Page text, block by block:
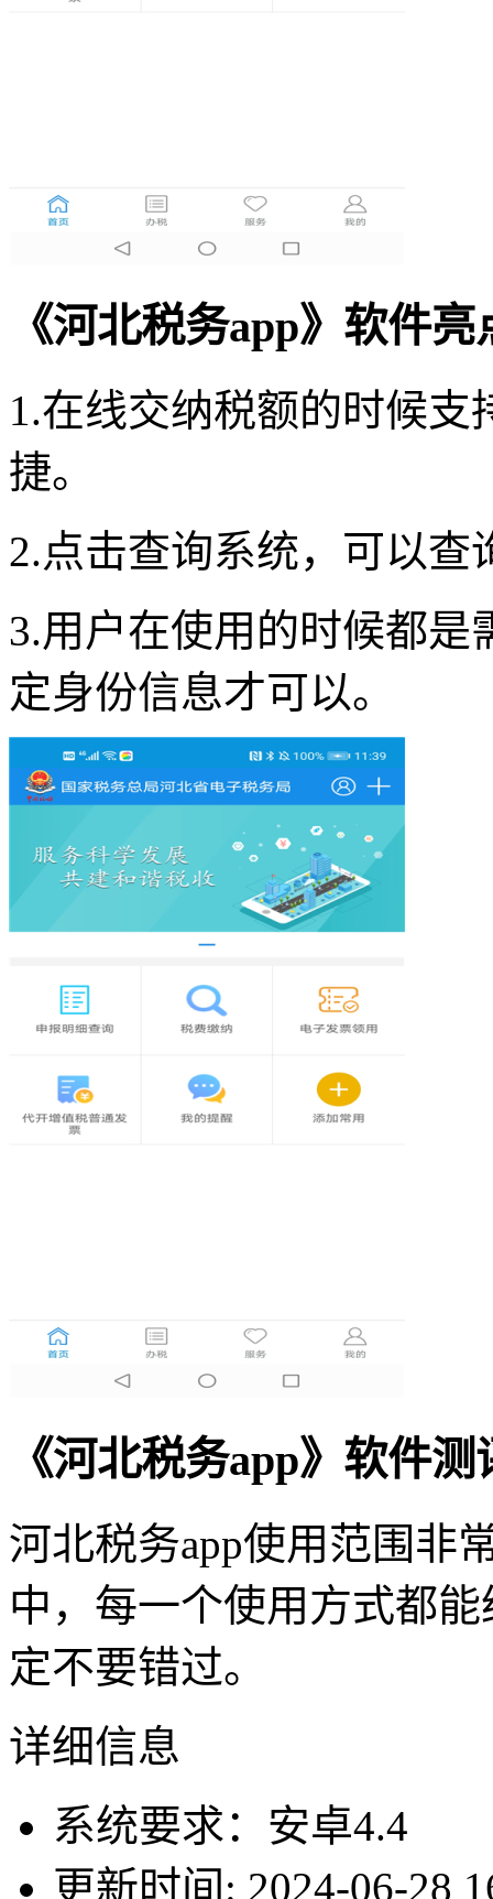
《河北税务app》软件亮
1.在线交纳税额的时候
捷。
2.点击查询系统，可以查
3.用户在使用的时候都
定身份信息才可以。
《河北税务app》软件测
河北税务app使用范围非
中，每一个使用方式都
定不要错过。
详细信息
系统要求：安卓4.4
更新时间: 2024-06-28